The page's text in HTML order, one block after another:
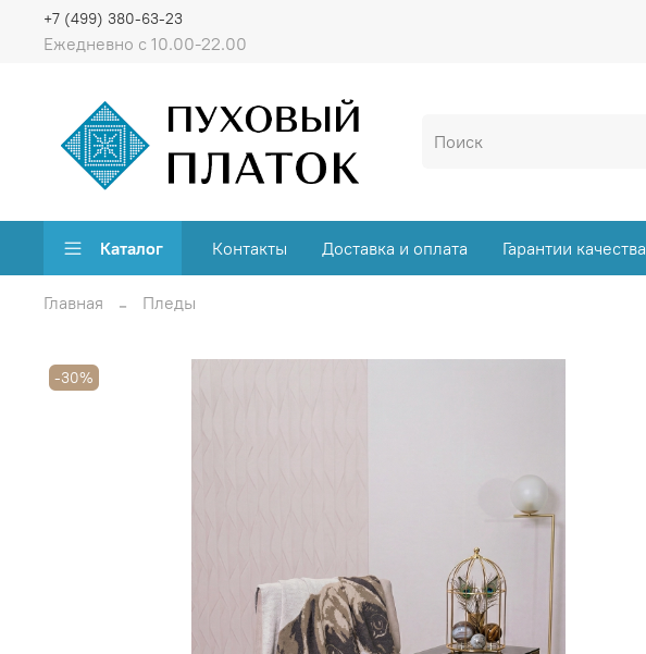
Ежедневно с 10.00-22.00
+7 (499) 380-63-23
Каталог Контакты Доставка и оплата Гарантии качества
Главная Пледы
-30%